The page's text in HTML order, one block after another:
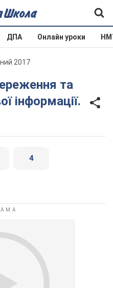
ДПА Онлайн уроки
2017
інформації.
4